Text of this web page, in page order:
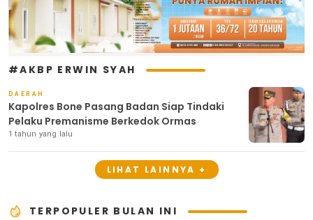
#AKBP ERWIN SYAH
DAERAH
Kapolres Bone Pasang Badan Siap Tindaki
Pelaku Premanisme Berkedok Ormas
1 tahun yang lalu
LIHAT LAINNYA +
TERPOPULER BULAN INI